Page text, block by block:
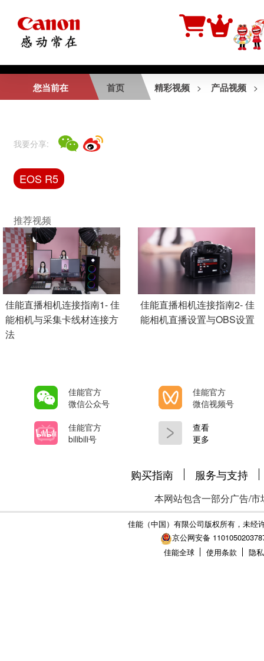
相关视频
EOS R5短片拍摄花
絮
Add Pagination
您当前在 首页 精彩视频 > 产品视频 >
我要分享:
EOS R5
推荐视频
佳能直播相机连接指南1- 佳
能相机与采集卡线材连接方
法
佳能直播相机连接指南2- 佳
能相机直播设置与OBS设置
佳能官方
微信公众号
佳能官方
微信视频号
佳能官方
bilibili号
查看
更多
购买指南 服务与支持
本网站包含一部分广告/
佳能（中国）有限公司版权所有，未经
京公网安备
佳能全球
使用条款 隐